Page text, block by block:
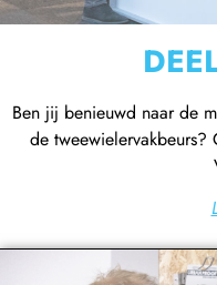
Ben jij benieuwd naar de
de